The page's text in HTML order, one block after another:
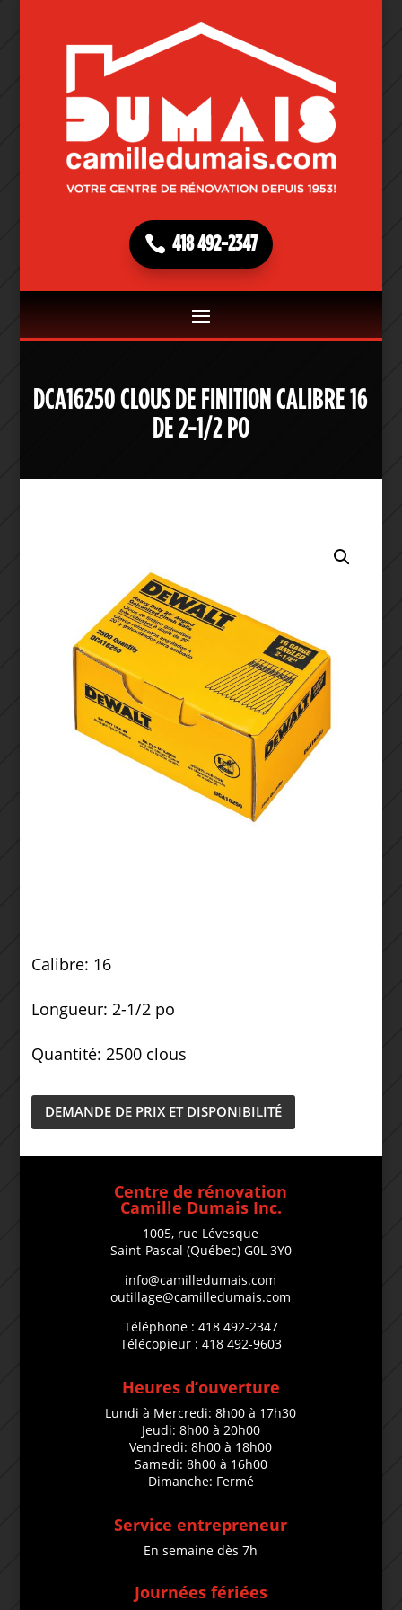
418 492-2347
DCA16250 CLOUS DE FINITION CALIBRE 16
DE 2-1/2 PO
Calibre: 16
Longueur: 2-1/2 po
Quantité: 2500 clous
DEMANDE DE PRIX ET DISPONIBILITÉ
Centre de rénovation
Camille Dumais Inc.
1005, rue Lévesque
Saint-Pascal (Québec) G0L 3Y0
info@camilledumais.com
outillage@camilledumais.com
Téléphone : 418 492-2347
Télécopieur : 418 492-9603
Heures d’ouverture
Lundi à Mercredi: 8h00 à 17h30
Jeudi: 8h00 à 20h00
Vendredi: 8h00 à 18h00
Samedi: 8h00 à 16h00
Dimanche: Fermé
Service entrepreneur
En semaine dès 7h
Journées fériées